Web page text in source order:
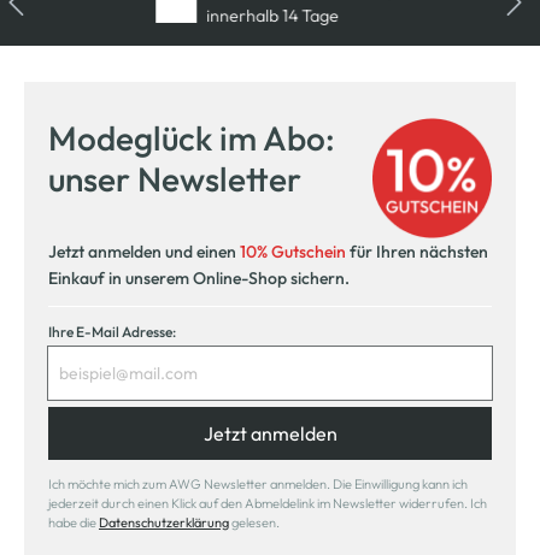
innerhalb 14 Tage
Modeglück im Abo:
unser Newsletter
Jetzt anmelden und einen 10% Gutschein für Ihren nächsten
Einkauf in unserem Online-Shop sichern.
Ihre E-Mail Adresse:
Jetzt anmelden
Ich möchte mich zum AWG Newsletter anmelden. Die Einwilligung kann ich
jederzeit durch einen Klick auf den Abmeldelink im Newsletter widerrufen. Ich
habe die Datenschutzerklärunggelesen.